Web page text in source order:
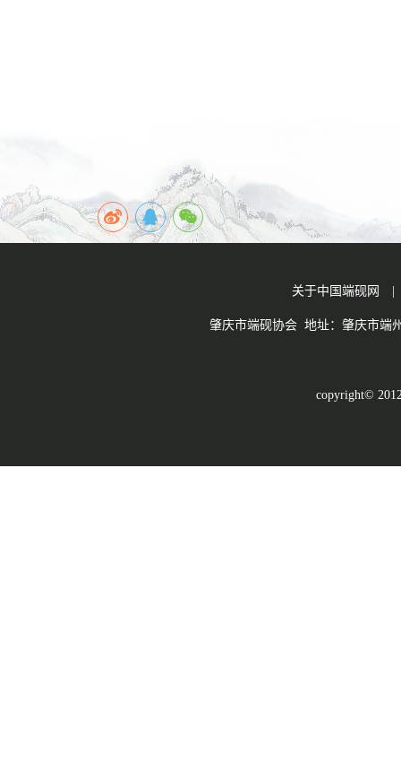
关于中国端砚网
肇庆市端砚协会 地址：肇庆市端
copyright©